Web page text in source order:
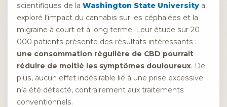
scientifiques de la Washington State University a
exploré l’impact du cannabis sur les céphalées et la
migraine à court et à long terme. Leur étude sur 20
000 patients présente des résultats intéressants :
une consommation régulière de CBD pourrait
réduire de moitié les symptômes douloureux. De
plus, aucun effet indésirable lié à une prise excessive
n’a été détecté, contrairement aux traitements
conventionnels.